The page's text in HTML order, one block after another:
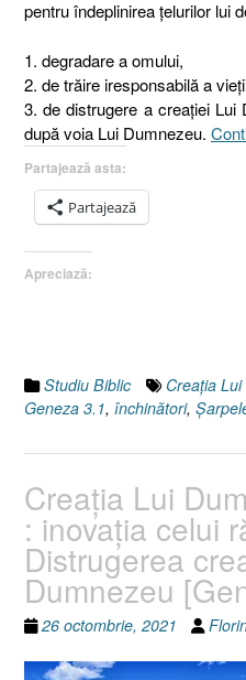
pentru îndeplinirea ţelurilor lui
1. degradare a omului,
2. de trăire iresponsabilă a
3. de distrugere a creaţiei
după voia Lui Dumnezeu.
Partajează asta:
Partajează
Apreciază:
Studiu Biblic Creaţia
Geneza 3.1, închinători,
Creaţia Lui
: inovaţia celui
Distrugerea
Dumnezeu
26 octombrie, 2021